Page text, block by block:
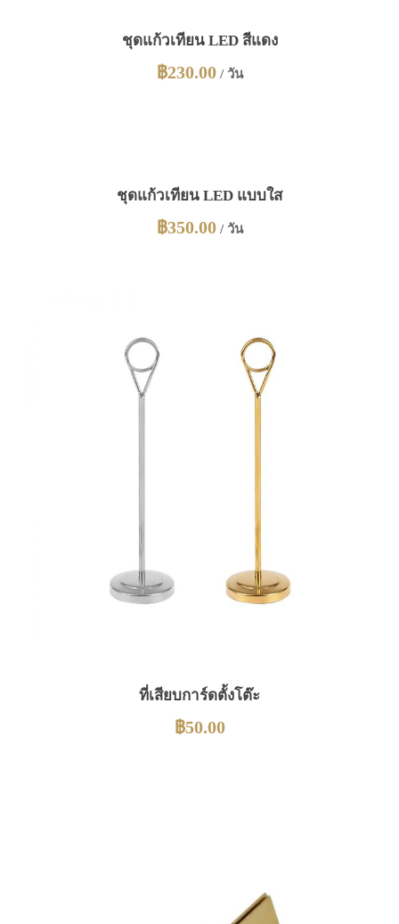
ชุดแก้วเทียน LED สีแดง
฿230.00/ วัน
ชุดแก้วเทียน LED แบบใส
฿350.00/ วัน
ที่เสียบการ์ดตั้งโต๊ะ
฿50.00